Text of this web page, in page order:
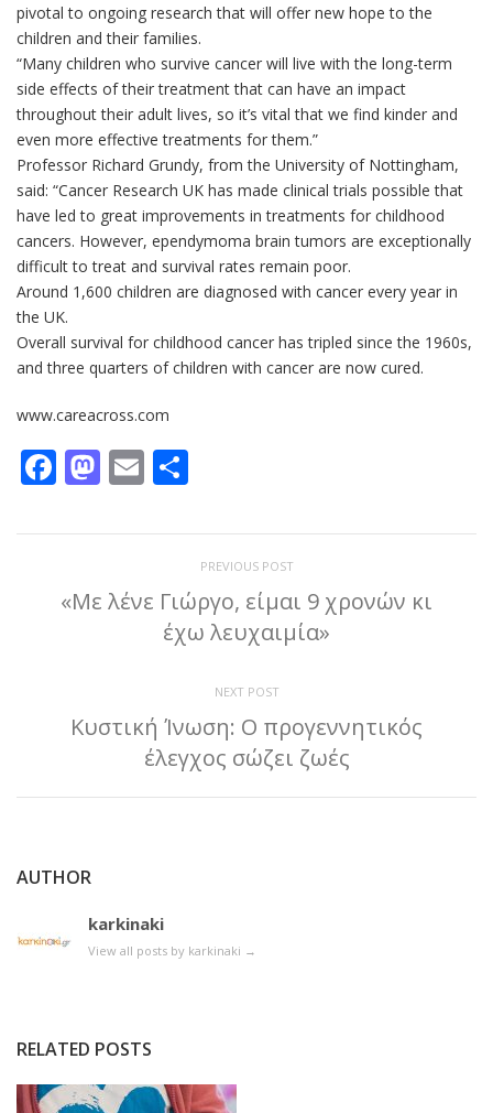
pivotal to ongoing research that will offer new hope to the
children and their families.
“Many children who survive cancer will live with the long-term
side effects of their treatment that can have an impact
throughout their adult lives, so it’s vital that we find kinder and
even more effective treatments for them.”
Professor Richard Grundy, from the University of Nottingham,
said: “Cancer Research UK has made clinical trials possible that
have led to great improvements in treatments for childhood
cancers. However, ependymoma brain tumors are exceptionally
difficult to treat and survival rates remain poor.
Around 1,600 children are diagnosed with cancer every year in
the UK.
Overall survival for childhood cancer has tripled since the 1960s,
and three quarters of children with cancer are now cured.
www.careacross.com
Facebook
Mastodon
Email
PREVIOUS POST
«Με λένε Γιώργο, είμαι 9 χρονών κι
έχω λευχαιμία»
NEXT POST
Κυστική Ίνωση: Ο προγεννητικός
έλεγχος σώζει ζωές
AUTHOR
karkinaki
View all posts by karkinaki →
RELATED POSTS